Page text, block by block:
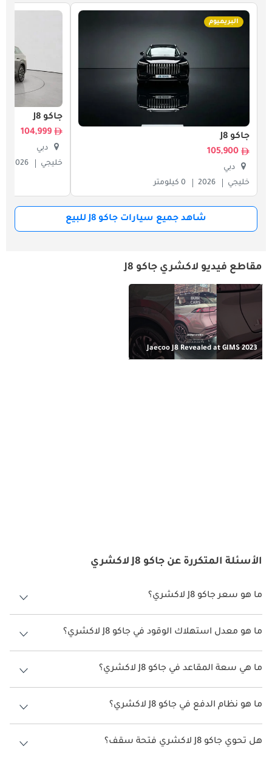
البريميوم
جاكو J8
105,900
دبي
خليجي
2026 0 كيلومتر
جاكو J8
104,999
دبي
خليجي
2026
شاهد جميع سيارات جاكو J8 للبيع
مقاطع فيديو لاكشري جاكو J8
Jaecoo J8 Revealed at GIMS 2023
الأسئلة المتكررة عن جاكو J8 لاكشري
ما هو سعر جاكو J8 لاكشري؟
سعر جاكو J8 لاكشري هو درهم 121,900.
ما هو معدل استهلاك الوقود في جاكو J8 لاكشري؟
يبلغ معدل استهلاك الوقود المقترح من الشركة المصنعة لسيارة جاكو J8
2026 من 9كم/ليتر.
ما هي سعة المقاعد في جاكو J8 لاكشري؟
تتسع جاكو J8 لاكشري لأ 5 أشخاص.
ما هو نظام الدفع في جاكو J8 لاكشري؟
نظام الدفع في جاكو J8 Front Wheel Drive لاكشري.
هل تحوي جاكو J8 لاكشري فتحة سقف؟